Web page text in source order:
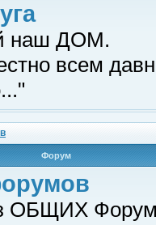
наш ДОМ.
всем
Форум
ОБЩИХ